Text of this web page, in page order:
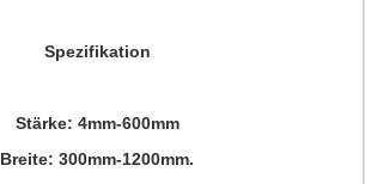
Spezifikation
Stärke: 4mm-600mm
Breite: 300mm-1200mm.